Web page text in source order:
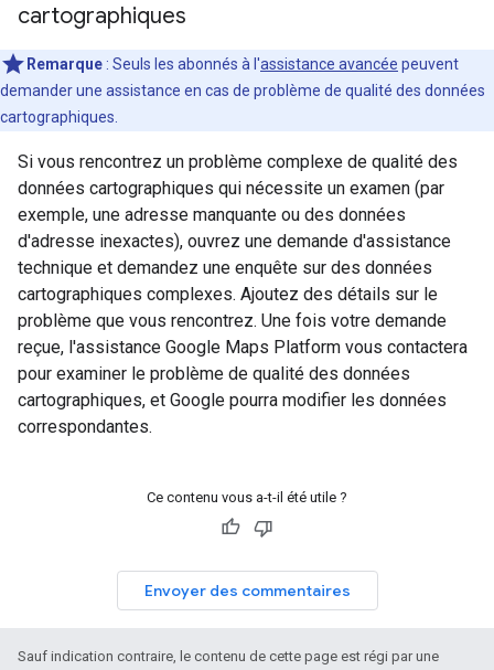
cartographiques
Remarque : Seuls les abonnés à l'assistance avancée peuvent
demander une assistance en cas de problème de qualité des données
cartographiques.
Si vous rencontrez un problème complexe de qualité des
données cartographiques qui nécessite un examen (par
exemple, une adresse manquante ou des données
d'adresse inexactes), ouvrez une demande d'assistance
technique et demandez une enquête sur des données
cartographiques complexes. Ajoutez des détails sur le
problème que vous rencontrez. Une fois votre demande
reçue, l'assistance Google Maps Platform vous contactera
pour examiner le problème de qualité des données
cartographiques, et Google pourra modifier les données
correspondantes.
Ce contenu vous a-t-il été utile ?
Envoyer des commentaires
Sauf indication contraire, le contenu de cette page est régi par une